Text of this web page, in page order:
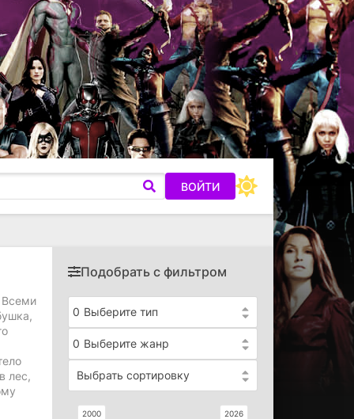
ВОЙТИ
Всеми
лес,
Подобрать с фильтром
0 Выберите тип
0 Выберите жанр
Выбрать сортировку
2000 2026